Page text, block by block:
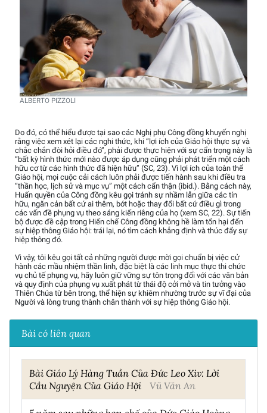
ALBERTO PIZZOLI
Do đó, có thể hiểu được tại sao các Nghị phụ Công đồng khuyến nghị
rằng việc xem xét lại các nghi thức, khi “lợi ích của Giáo hội thực sự và
chắc chắn đòi hỏi điều đó”, phải được thực hiện với sự cẩn trọng này là
“bất kỳ hình thức mới nào được áp dụng cũng phải phát triển một cách
hữu cơ từ các hình thức đã hiện hữu” (SC, 23). Vì lợi ích của toàn thể
Giáo hội, mọi cuộc cải cách luôn phải được tiến hành sau khi điều tra
“thần học, lịch sử và mục vụ” một cách cẩn thận (ibid.). Bằng cách này,
Huấn quyền của Công đồng kêu gọi tránh sự nhầm lẫn giữa các tín
hữu, ngăn cản bất cứ ai thêm, bớt hoặc thay đổi bất cứ điều gì trong
các vấn đề phụng vụ theo sáng kiến riêng của họ (xem SC, 22). Sự tiến
bộ được đề cập trong Hiến chế Công đồng không hề làm tổn hại đến
sự hiệp thông Giáo hội: trái lại, nó tìm cách khẳng định và thúc đẩy sự
hiệp thông đó.
Vì vậy, tôi kêu gọi tất cả những người được mời gọi chuẩn bị việc cử
hành các mầu nhiệm thần linh, đặc biệt là các linh mục thực thi chức
vụ chủ tế phụng vụ, hãy luôn giữ vững sự tôn trọng đối với các văn bản
và quy định của phụng vụ xuất phát từ thái độ cởi mở và tin tưởng vào
Thiên Chúa từ bên trong, thể hiện sự khiêm nhường trước sự vĩ đại của
Người và lòng trung thành chân thành với sự hiệp thông Giáo hội.
Bài có liên quan
Bài Giáo Lý Hàng Tuần Của Đức Leo Xiv: Lời
Cầu Nguyện Của Giáo Hội
Vũ Văn An